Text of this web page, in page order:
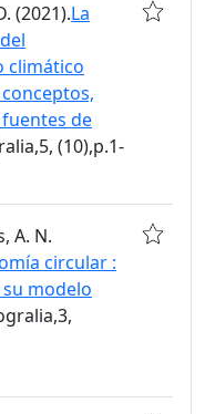
(2021).La
climático
de
(10),p.1-
A. N.
circular :
modelo